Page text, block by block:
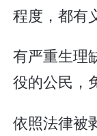
程度，都有
有严重生理
役的公民，
依照法律被